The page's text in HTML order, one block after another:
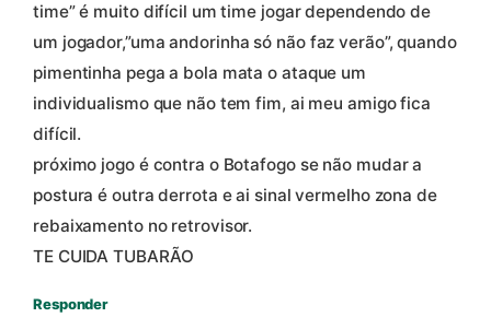
time” é muito difícil um time jogar dependendo de
um jogador,”uma andorinha só não faz verão”, quando
pimentinha pega a bola mata o ataque um
individualismo que não tem fim, ai meu amigo fica
difícil.
próximo jogo é contra o Botafogo se não mudar a
postura é outra derrota e ai sinal vermelho zona de
rebaixamento no retrovisor.
TE CUIDA TUBARÃO
Responder